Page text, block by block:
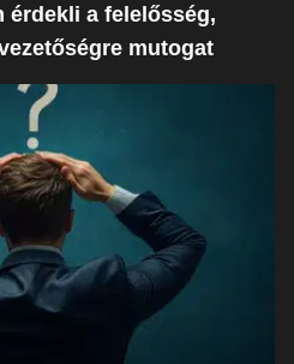
érdekli a felelősség,
mutogat